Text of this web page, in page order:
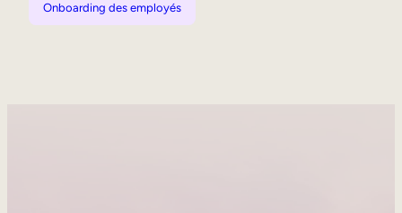
Onboarding des employés